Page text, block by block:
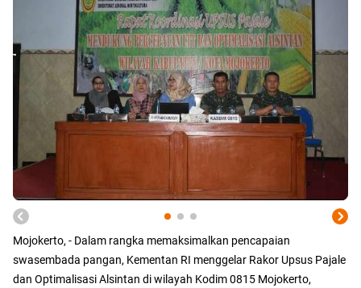
Mojokerto, - Dalam rangka memaksimalkan pencapaian
swasembada pangan, Kementan RI menggelar Rakor Upsus Pajale
dan Optimalisasi Alsintan di wilayah Kodim 0815 Mojokerto,